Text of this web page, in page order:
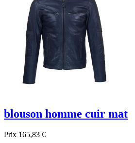
blouson homme cuir mat
Prix 165,83 €